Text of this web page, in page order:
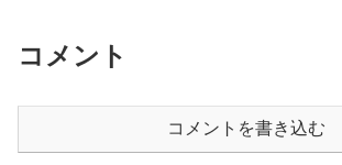
コメント
コメントを書き込む